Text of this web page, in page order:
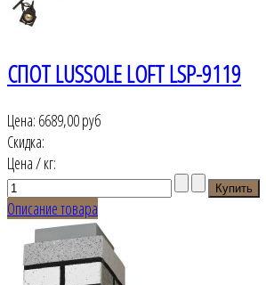
СПОТ LUSSOLE LOFT LSP-9119
Цена: 6689,00 руб
Скидка:
Цена / кг:
Описание товара